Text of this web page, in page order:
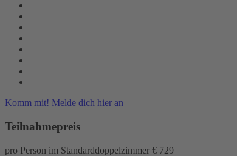
Komm mit! Melde dich hier an
Teilnahmepreis
pro Person im Standarddoppelzimmer € 729